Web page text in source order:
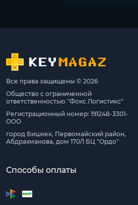
Все права защищены © 2026
Общество с ограниченной
ответственностью "Фокс Логистикс"
Регистрационный номер: 191248-3301-
ООО
город Бишкек, Первомайский район,
Абдрахманова, дом 170/1 БЦ "Ордо"
Способы оплаты